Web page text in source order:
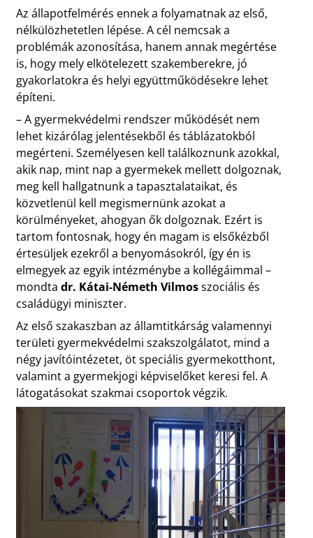
Az állapotfelmérés ennek a folyamatnak az első,
nélkülözhetetlen lépése. A cél nemcsak a
problémák azonosítása, hanem annak megértése
is, hogy mely elkötelezett szakemberekre, jó
gyakorlatokra és helyi együttműködésekre lehet
építeni.
– A gyermekvédelmi rendszer működését nem
lehet kizárólag jelentésekből és táblázatokból
megérteni. Személyesen kell találkoznunk azokkal,
akik nap, mint nap a gyermekek mellett dolgoznak,
meg kell hallgatnunk a tapasztalataikat, és
közvetlenül kell megismernünk azokat a
körülményeket, ahogyan ők dolgoznak. Ezért is
tartom fontosnak, hogy én magam is elsőkézből
értesüljek ezekről a benyomásokról, így én is
elmegyek az egyik intézménybe a kollégáimmal –
mondta dr. Kátai-Németh Vilmosszociális és
családügyi miniszter.
Az első szakaszban az államtitkárság valamennyi
területi gyermekvédelmi szakszolgálatot, mind a
négy javítóintézetet, öt speciális gyermekotthont,
valamint a gyermekjogi képviselőket keresi fel. A
látogatásokat szakmai csoportok végzik.